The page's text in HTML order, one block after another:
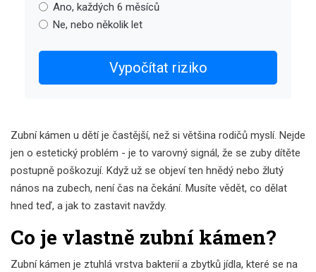
Ano, každých 6 měsíců
Ne, nebo několik let
Vypočítat riziko
Zubní kámen u dětí je častější, než si většina rodičů myslí. Nejde
jen o estetický problém - je to varovný signál, že se zuby dítěte
postupně poškozují. Když už se objeví ten hnědý nebo žlutý
nános na zubech, není čas na čekání. Musíte vědět, co dělat
hned teď, a jak to zastavit navždy.
Co je vlastně zubní kámen?
Zubní kámen je ztuhlá vrstva bakterií a zbytků jídla, které se na